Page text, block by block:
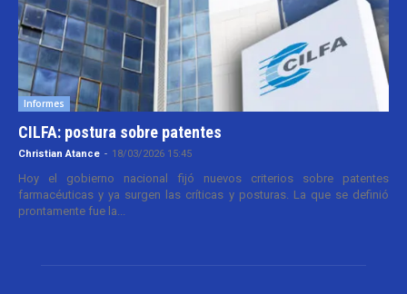
Informes
CILFA: postura sobre patentes
Christian Atance - 18/03/2026 15:45
Hoy el gobierno nacional fijó nuevos criterios sobre patentes
farmacéuticas y ya surgen las críticas y posturas. La que se definió
prontamente fue la...